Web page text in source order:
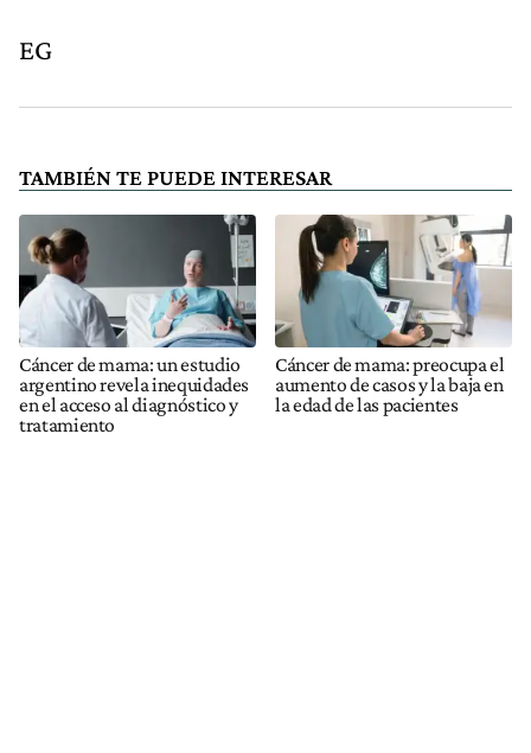
EG
TAMBIÉN TE PUEDE INTERESAR
Cáncer de mama: un estudio
argentino revela inequidades
en el acceso al diagnóstico y
tratamiento
Cáncer de mama: preocupa el
aumento de casos y la baja en
la edad de las pacientes